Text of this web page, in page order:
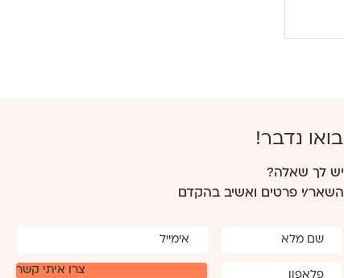
בואו נדבר!
יש לך שאלה?
השאר/י פרטים ואשיב בהקדם
צרו איתי קשר